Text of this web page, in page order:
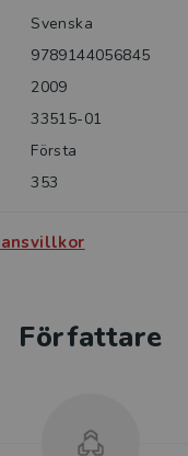
Svenska
9789144056845
2009
33515-01
Första
353
Författare